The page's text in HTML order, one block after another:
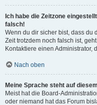
Ich habe die Zeitzone
falsch!
Wenn du dir sicher bist, dass du
Zeit trotzdem noch falsch ist,
Kontaktiere einen Administrator,
Nach oben
Meine Sprache steht auf
Meist hat die Board-
oder niemand hat das Forum